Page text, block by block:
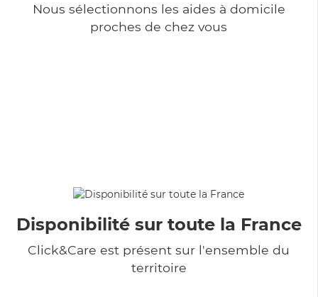
Nous sélectionnons les aides à domicile
proches de chez vous
Disponibilité sur toute la France
Click&Care est présent sur l'ensemble du
territoire